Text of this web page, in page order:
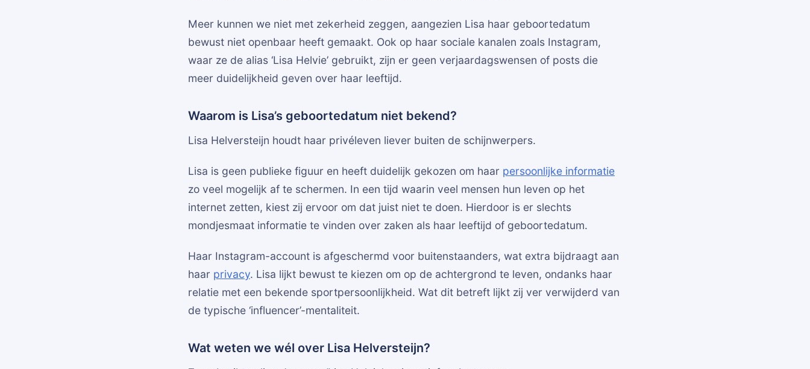
Meer kunnen we niet met zekerheid zeggen, aangezien Lisa haar geboortedatum
bewust niet openbaar heeft gemaakt. Ook op haar sociale kanalen zoals Instagram,
waar ze de alias ‘Lisa Helvie’ gebruikt, zijn er geen verjaardagswensen of posts die
meer duidelijkheid geven over haar leeftijd.
Waarom is Lisa’s geboortedatum niet bekend?
Lisa Helversteijn houdt haar privéleven liever buiten de schijnwerpers.
Lisa is geen publieke figuur en heeft duidelijk gekozen om haar persoonlijke informatie
zo veel mogelijk af te schermen. In een tijd waarin veel mensen hun leven op het
internet zetten, kiest zij ervoor om dat juist niet te doen. Hierdoor is er slechts
mondjesmaat informatie te vinden over zaken als haar leeftijd of geboortedatum.
Haar Instagram-account is afgeschermd voor buitenstaanders, wat extra bijdraagt aan
haar privacy. Lisa lijkt bewust te kiezen om op de achtergrond te leven, ondanks haar
relatie met een bekende sportpersoonlijkheid. Wat dit betreft lijkt zij ver verwijderd van
de typische ‘influencer’-mentaliteit.
Wat weten we wél over Lisa Helversteijn?